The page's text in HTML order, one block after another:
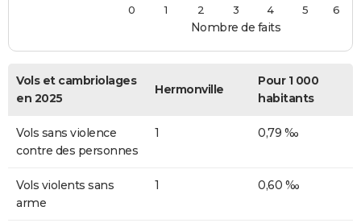
Nombre de faits
0
1 2 3 4 5 6
Vols et cambriolages
en 2025
Hermonville
Pour 1 000
habitants
Vols sans violence
contre des personnes
1 0,79 ‰
Vols violents sans
arme
1 0,60 ‰